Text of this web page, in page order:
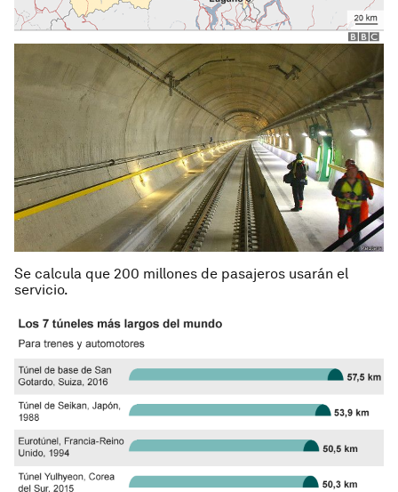
Se calcula que 200 millones de pasajeros usarán el
servicio.